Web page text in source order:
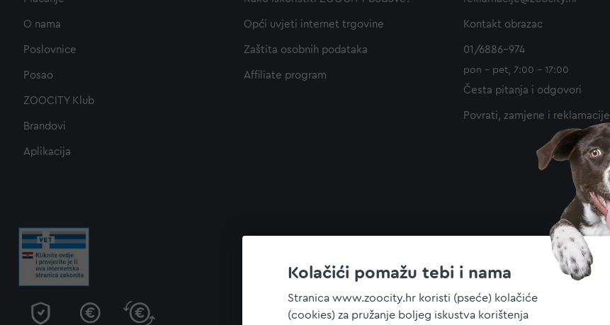
Kolačići pomažu tebi i nama
Stranica www.zoocity.hr koristi (pseće) kolačiće
(cookies) za pružanje boljeg iskustva korištenja
O nama
Poslovnice
Posao
ZOOCITY Klub
Brandovi
Aplikacija
Opći uvjeti internet trgovine
Zaštita osobnih podataka
Affiliate program
Kontakt obrazac
01/6886-974
pon - pet, 7:00 - 17:00
Česta pitanja i odgovori
Povrati, zamjene i reklamacije